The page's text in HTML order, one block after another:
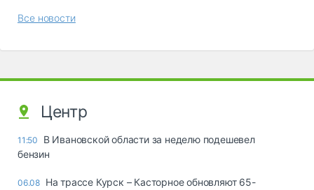
Все новости
Центр
11:50
В Ивановской области за неделю подешевел
бензин
06.08 На трассе Курск – Касторное обновляют 65-